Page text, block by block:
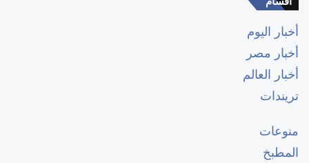
أخبار اليوم
أخبار مصر
أخبار العالم
تريندات
منوعات
المطبخ